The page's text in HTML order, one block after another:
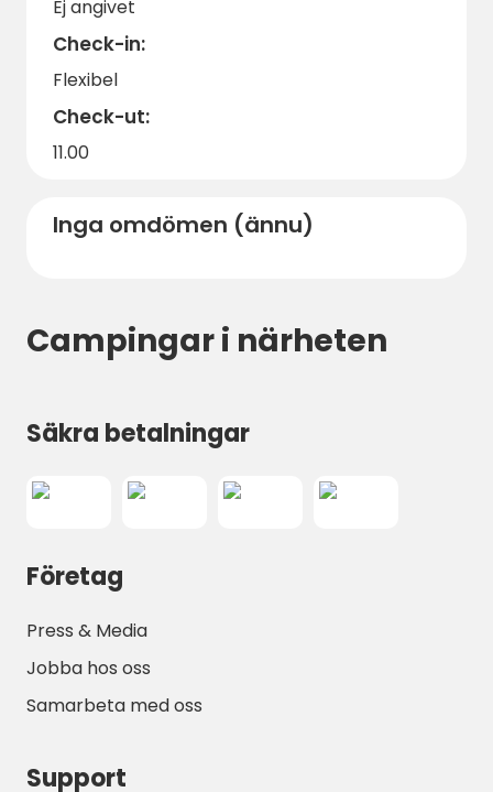
Ej angivet
Check-in:
Flexibel
Check-ut:
11.00
Inga omdömen (ännu)
Campingar i närheten
Säkra betalningar
Företag
Press & Media
Jobba hos oss
Samarbeta med oss
Support